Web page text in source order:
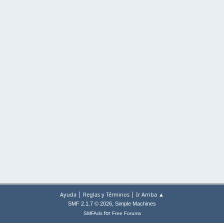
Ayuda | Reglas y Términos | Ir Arriba ▲
SMF 2.1.7 © 2026, Simple Machines
SMFAdsfor Free Forums